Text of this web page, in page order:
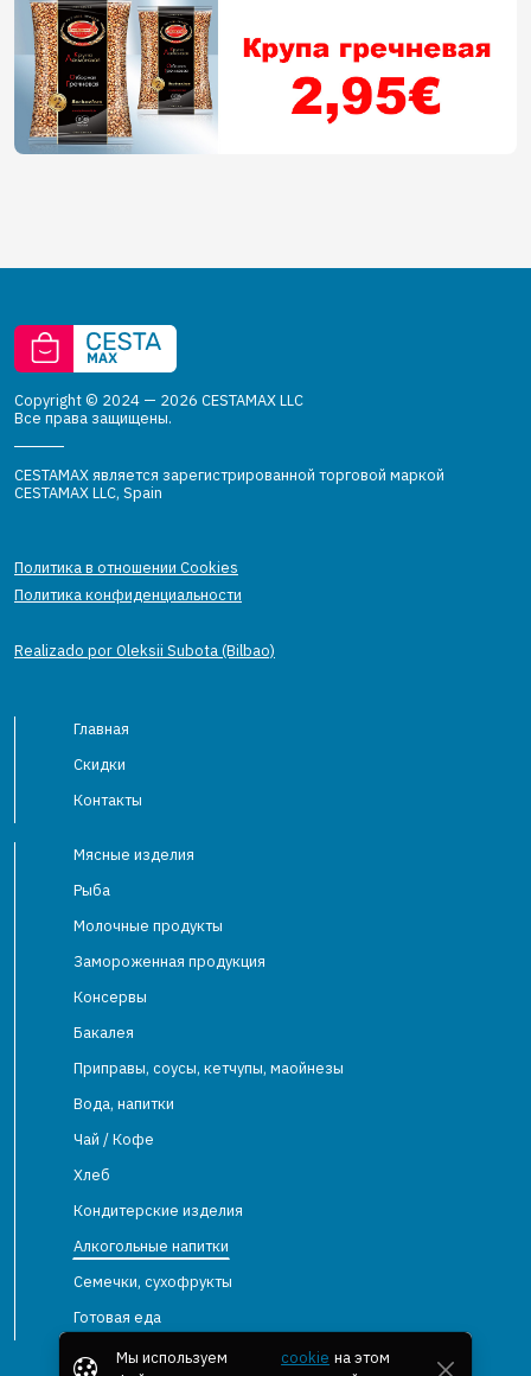
Мы используем
cookie на этом
Copyright © 2024 — 2026 CESTAMAX LLC
Все права защищены.
CESTAMAX является зарегистрированной торговой маркой
CESTAMAX LLC, Spain
Политика в отношении Cookies
Политика конфиденциальности
Realizado por Oleksii Subota (Bilbao)
Главная
Скидки
Контакты
Мясные изделия
Рыба
Молочные продукты
Замороженная продукция
Консервы
Бакалея
Приправы, соусы, кетчупы, маойнезы
Вода, напитки
Чай / Кофе
Хлеб
Кондитерские изделия
Алкогольные напитки
Семечки, сухофрукты
Готовая еда